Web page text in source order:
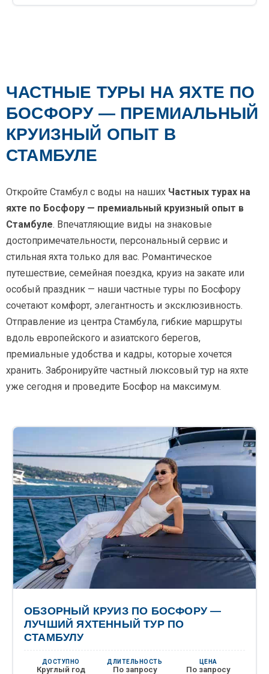
ЧАСТНЫЕ ТУРЫ НА ЯХТЕ ПО
БОСФОРУ — ПРЕМИАЛЬНЫЙ
КРУИЗНЫЙ ОПЫТ В
СТАМБУЛЕ
Откройте Стамбул с воды на наших Частных турах на
яхте по Босфору — премиальный круизный опыт в
Стамбуле. Впечатляющие виды на знаковые
достопримечательности, персональный сервис и
стильная яхта только для вас. Романтическое
путешествие, семейная поездка, круиз на закате или
особый праздник — наши частные туры по Босфору
сочетают комфорт, элегантность и эксклюзивность.
Отправление из центра Стамбула, гибкие маршруты
вдоль европейского и азиатского берегов,
премиальные удобства и кадры, которые хочется
хранить. Забронируйте частный люксовый тур на яхте
уже сегодня и проведите Босфор на максимум.
ОБЗОРНЫЙ КРУИЗ ПО БОСФОРУ —
ЛУЧШИЙ ЯХТЕННЫЙ ТУР ПО
СТАМБУЛУ
ДОСТУПНО
Круглый год
ДЛИТЕЛЬНОСТЬ
По запросу
ЦЕНА
По запросу